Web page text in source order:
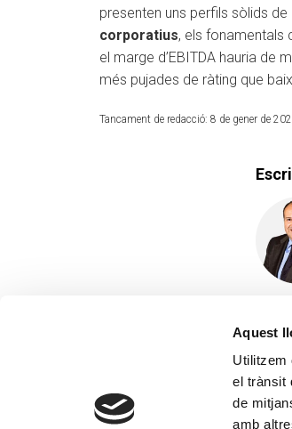
Aquest
Utilitzem
el trànsit
de
amb
presenten uns perfils sòlids
corporatius, els fonamentals
el marge d’EBITDA hauria
més pujades de ràting que
Tancament de redacció: 8 de gener de